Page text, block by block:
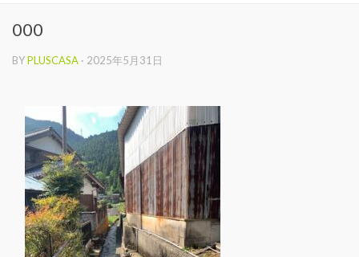
000
BYPLUSCASA · 2025年5月31日